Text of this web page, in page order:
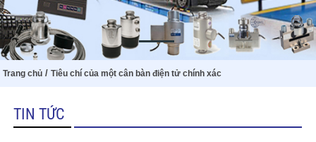
Trang chủ /Tiêu chí của một cân bàn điện tử chính xác
TIN TỨC